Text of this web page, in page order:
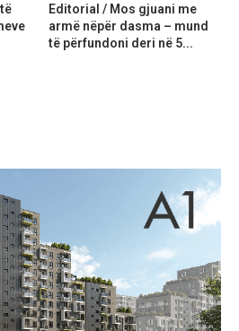
Editorial / Mos gjuani me
armë nëpër dasma – mund
të përfundoni deri në 5...